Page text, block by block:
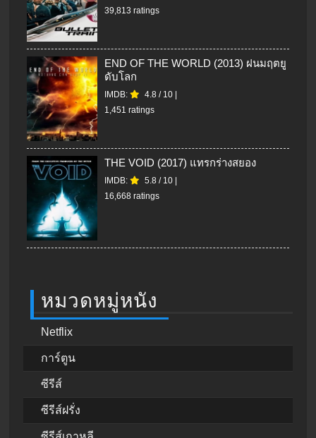
39,813 ratings
END OF THE WORLD (2013) ฝนมฤตยู
ดับโลก
IMDB: 4.8 / 10
1,451 ratings
THE VOID (2017) แทรกร่างสยอง
IMDB: 5.8 / 10
16,668 ratings
หมวดหมู่หนัง
Netflix
การ์ตูน
ซีรีส์
ซีรีส์ฝรั่ง